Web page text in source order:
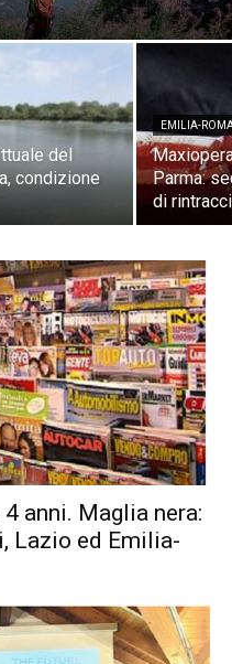
del
condizione
EMILIA-
Parma:
di
anni. Maglia nera:
Lazio ed Emilia-